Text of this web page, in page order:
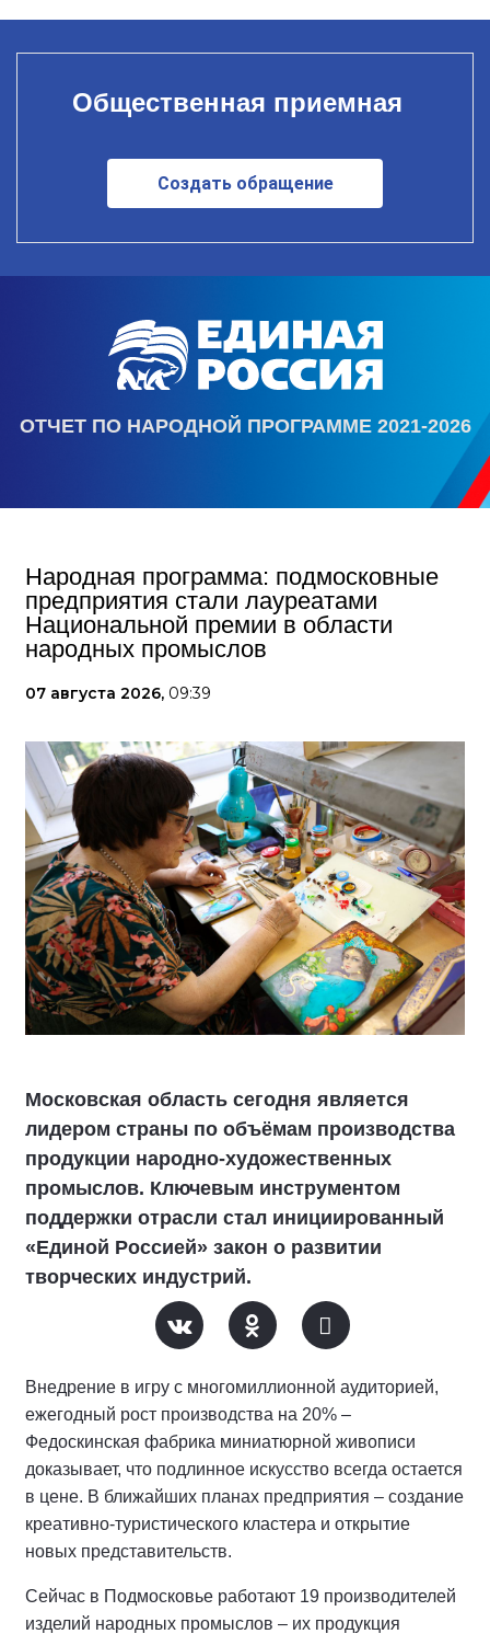
Общественная приемная
Создать обращение
ОТЧЕТ ПО НАРОДНОЙ ПРОГРАММЕ 2021-2026
Народная программа: подмосковные
предприятия стали лауреатами
Национальной премии в области
народных промыслов
07 августа 2026, 09:39
Московская область сегодня является
лидером страны по объёмам производства
продукции народно-художественных
промыслов. Ключевым инструментом
поддержки отрасли стал инициированный
«Единой Россией» закон о развитии
творческих индустрий.
Внедрение в игру с многомиллионной аудиторией,
ежегодный рост производства на 20% –
Федоскинская фабрика миниатюрной живописи
доказывает, что подлинное искусство всегда остается
в цене. В ближайших планах предприятия – создание
креативно-туристического кластера и открытие
новых представительств.
Сейчас в Подмосковье работают 19 производителей
изделий народных промыслов – их продукция